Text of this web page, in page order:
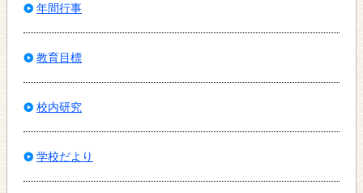
年間行事
教育目標
校内研究
学校だより